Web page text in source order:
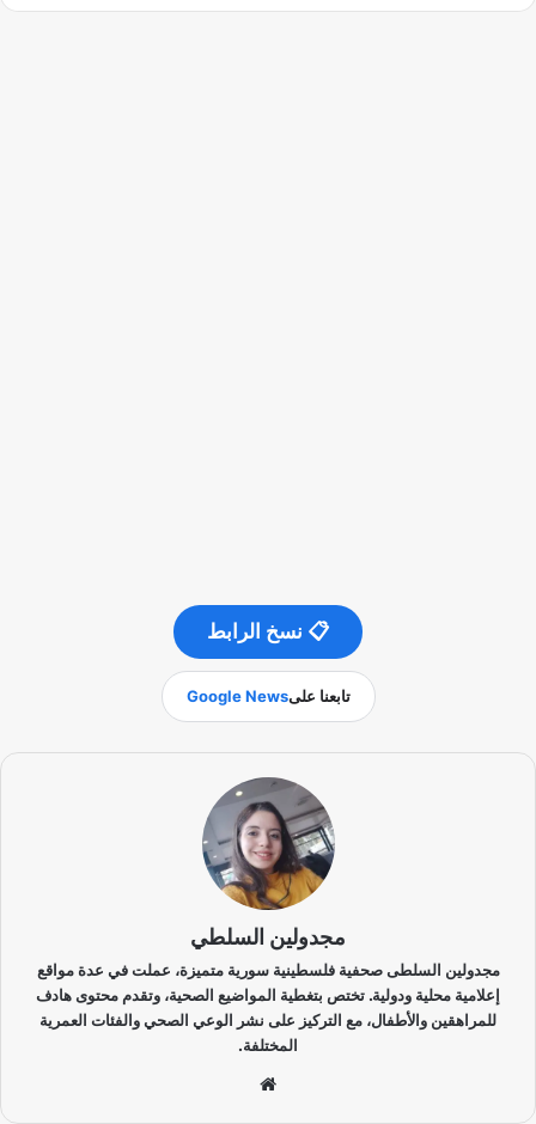
📋 نسخ الرابط
تابعنا علىGoogle News
مجدولين السلطي
مجدولين السلطى صحفية فلسطينية سورية متميزة، عملت في عدة مواقع
إعلامية محلية ودولية. تختص بتغطية المواضيع الصحية، وتقدم محتوى هادف
للمراهقين والأطفال، مع التركيز على نشر الوعي الصحي والفئات العمرية
المختلفة.